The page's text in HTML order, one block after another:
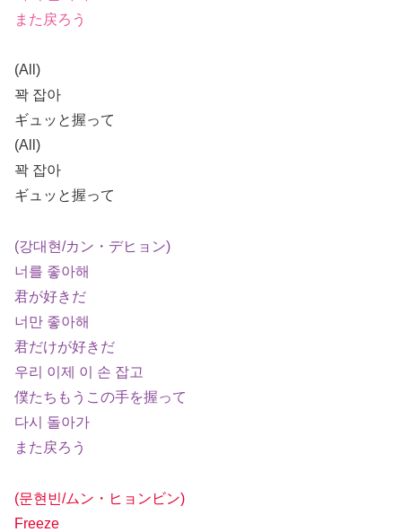
また戻ろう
(All)
꽉 잡아
ギュッと握って
(All)
꽉 잡아
ギュッと握って
(강대현/カン・デヒョン)
너를 좋아해
君が好きだ
너만 좋아해
君だけが好きだ
우리 이제 이 손 잡고
僕たちもうこの手を握って
다시 돌아가
また戻ろう
(문현빈/ムン・ヒョンビン)
Freeze